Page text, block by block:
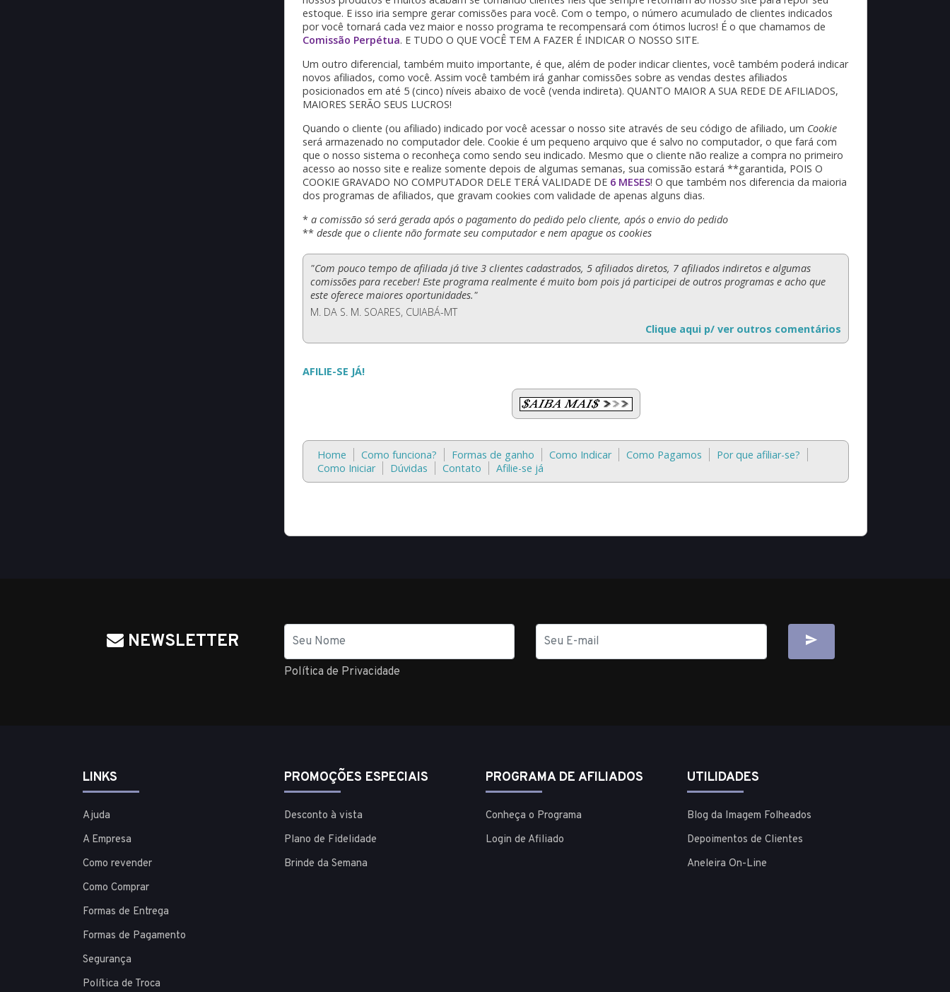
NEWSLETTER
mail
Política de Privacidade
LINKS
Ajuda
A Empresa
Como revender
Como Comprar
Formas de Entrega
Formas de Pagamento
Segurança
Política de Troca
PROMOÇÕES ESPECIAIS
Desconto à vista
Plano de Fidelidade
Brinde da Semana
PROGRAMA DE AFILIADOS
Conheça o Programa
Login de Afiliado
UTILIDADES
Blog da Imagem Folheados
Depoimentos de Clientes
Aneleira On-Line